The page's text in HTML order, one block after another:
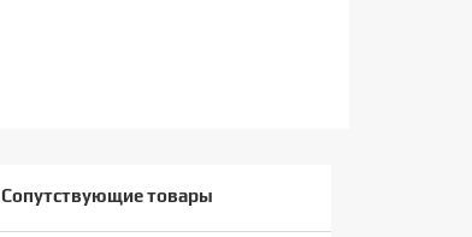
Сопутствующие товары